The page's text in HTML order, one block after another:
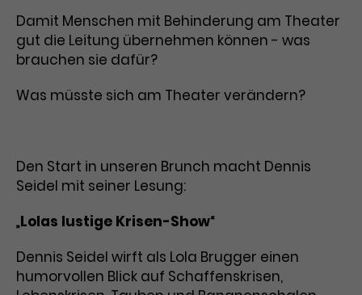
Damit Menschen mit Behinderung am Theater
gut die Leitung übernehmen können - was
brauchen sie dafür?
Was müsste sich am Theater verändern?
Den Start in unseren Brunch macht Dennis
Seidel mit seiner Lesung:
„Lolas lustige Krisen-Show“
Dennis Seidel wirft als Lola Brugger einen
humorvollen Blick auf Schaffenskrisen,